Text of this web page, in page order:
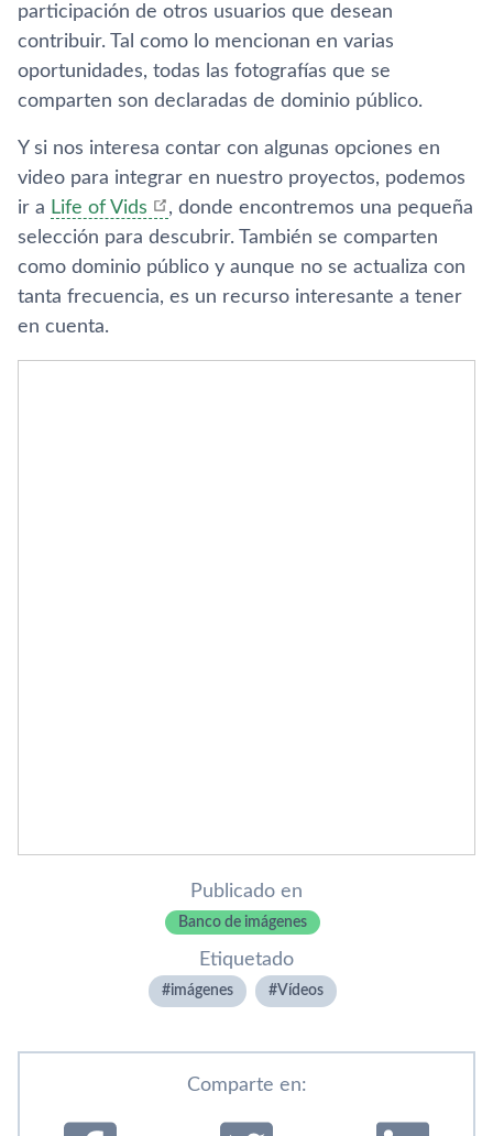
participación de otros usuarios que desean
contribuir. Tal como lo mencionan en varias
oportunidades, todas las fotografí­as que se
comparten son declaradas de dominio público.
Y si nos interesa contar con algunas opciones en
video para integrar en nuestro proyectos, podemos
ir a Life of Vids
, donde encontremos una pequeña
selección para descubrir. También se comparten
como dominio público y aunque no se actualiza con
tanta frecuencia, es un recurso interesante a tener
en cuenta.
Publicado en
Banco de imágenes
Etiquetado
imágenes Ví­deos
Comparte en: